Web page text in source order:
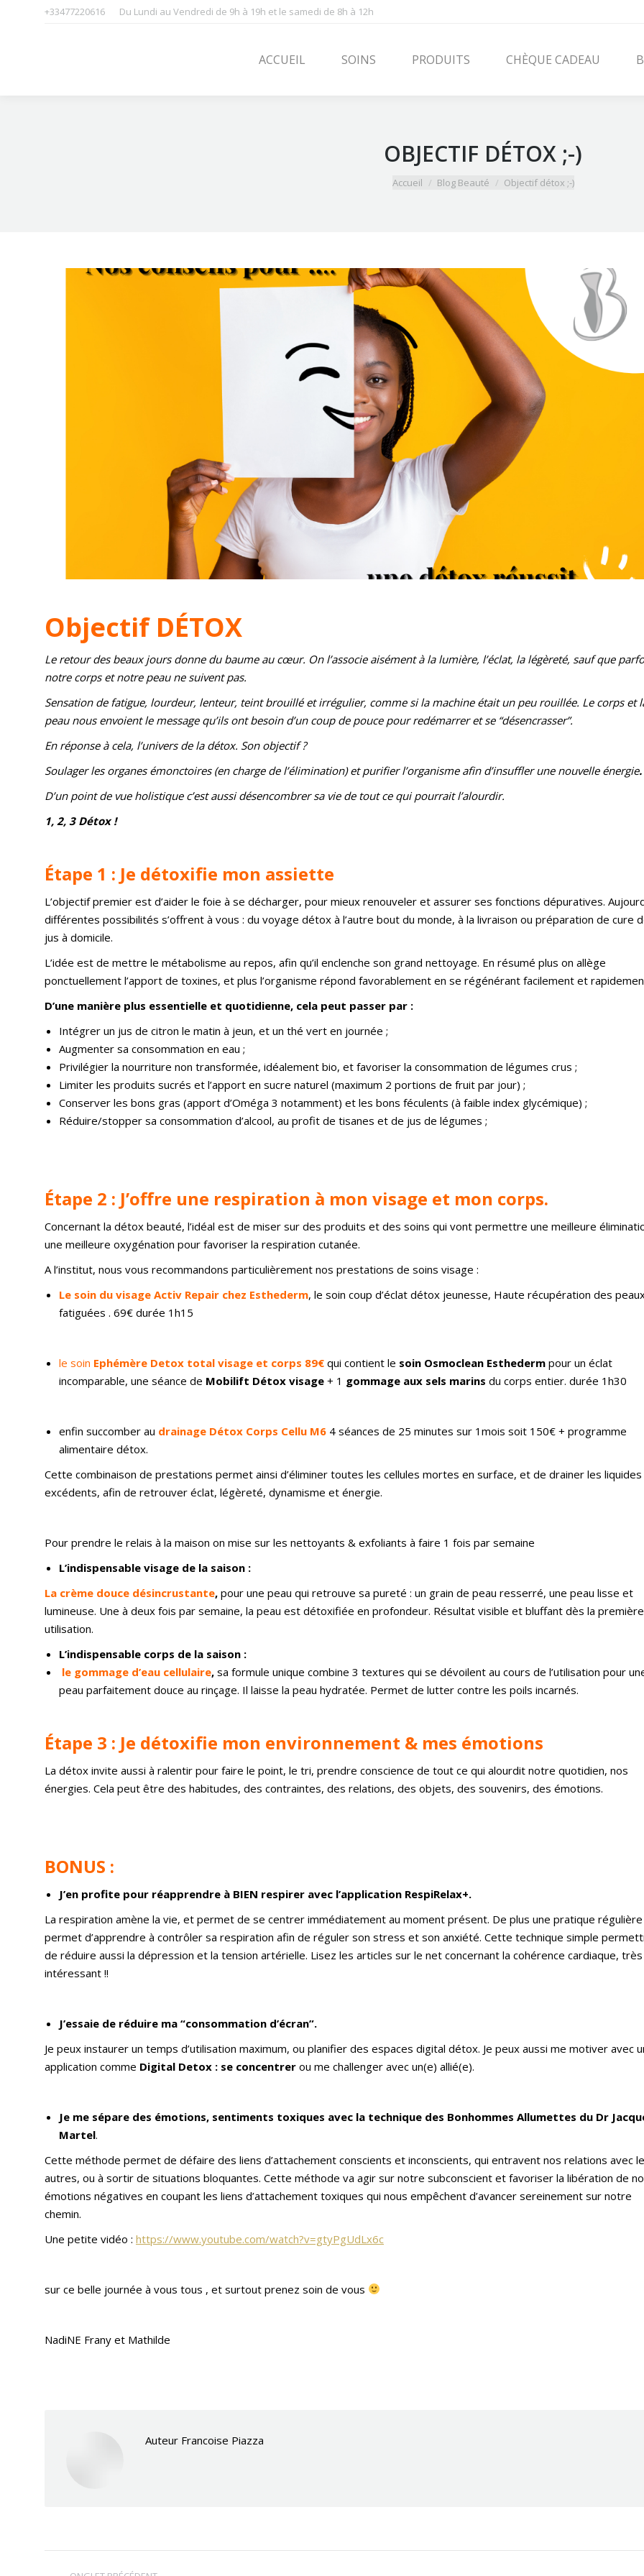
+33477220616 Du Lundi au Vendredi de 9h à 19h et le samedi de 8h à 12h
ACCUEIL SOINS PRODUITS CHÈQUE CADEAU
OBJECTIF DÉTOX ;-)
Vous êtes ici :
Accueil Blog Beauté Objectif détox ;-)
Objectif DÉTOX
Le retour des beaux jours donne du baume au cœur. On l’associe aisément à la lumière, l’éclat, la légèreté, sauf que
notre corps et notre peau ne suivent pas.
Sensation de fatigue, lourdeur, lenteur, teint brouillé et irrégulier, comme si la machine était un peu rouillée. Le corps et
peau nous envoient le message qu’ils ont besoin d’un coup de pouce pour redémarrer et se “désencrasser”.
En réponse à cela, l’univers de la détox. Son objectif ?
Soulager les organes émonctoires (en charge de l’élimination) et purifier l’organisme afin d’insuffler une nouvelle énergie.
D’un point de vue holistique c’est aussi désencombrer sa vie de tout ce qui pourrait l’alourdir.
1, 2, 3 Détox !
Étape 1 : Je détoxifie mon assiette
L’objectif premier est d’aider le foie à se décharger, pour mieux renouveler et assurer ses fonctions dépuratives.
différentes possibilités s’offrent à vous : du voyage détox à l’autre bout du monde, à la livraison ou préparation de cure
jus à domicile.
L’idée est de mettre le métabolisme au repos, afin qu’il enclenche son grand nettoyage. En résumé plus on allège
ponctuellement l’apport de toxines, et plus l’organisme répond favorablement en se régénérant facilement et
D’une manière plus essentielle et quotidienne, cela peut passer par :
Intégrer un jus de citron le matin à jeun, et un thé vert en journée ;
Augmenter sa consommation en eau ;
Privilégier la nourriture non transformée, idéalement bio, et favoriser la consommation de légumes crus ;
Limiter les produits sucrés et l’apport en sucre naturel (maximum 2 portions de fruit par jour) ;
Conserver les bons gras (apport d’Oméga 3 notamment) et les bons féculents (à faible index glycémique) ;
Réduire/stopper sa consommation d’alcool, au profit de tisanes et de jus de légumes ;
Étape 2 : J’offre une respiration à mon visage et mon corps.
Concernant la détox beauté, l’idéal est de miser sur des produits et des soins qui vont permettre une meilleure
une meilleure oxygénation pour favoriser la respiration cutanée.
A l’institut, nous vous recommandons particulièrement nos prestations de soins visage :
Le soin du visage Activ Repair chez Esthederm, le soin coup d’éclat détox jeunesse, Haute récupération des
fatiguées . 69€ durée 1h15
le soin Ephémère Detox total visage et corps 89€ qui contient le soin Osmoclean Esthederm pour un éclat
incomparable, une séance de Mobilift Détox visage + 1 gommage aux sels marins du corps entier. durée 1h30
enfin succomber au drainage Détox Corps Cellu M6 4 séances de 25 minutes sur 1mois soit 150€ + programme
alimentaire détox.
Cette combinaison de prestations permet ainsi d’éliminer toutes les cellules mortes en surface, et de drainer les liquides
excédents, afin de retrouver éclat, légèreté, dynamisme et énergie.
Pour prendre le relais à la maison on mise sur les nettoyants & exfoliants à faire 1 fois par semaine
L’indispensable visage de la saison :
La crème douce désincrustante, pour une peau qui retrouve sa pureté : un grain de peau resserré, une peau lisse et
lumineuse. Une à deux fois par semaine, la peau est détoxifiée en profondeur. Résultat visible et bluffant dès la première
utilisation.
L’indispensable corps de la saison :
le gommage d’eau cellulaire, sa formule unique combine 3 textures qui se dévoilent au cours de l’utilisation pour
peau parfaitement douce au rinçage. Il laisse la peau hydratée. Permet de lutter contre les poils incarnés.
Étape 3 : Je détoxifie mon environnement & mes émotions
La détox invite aussi à ralentir pour faire le point, le tri, prendre conscience de tout ce qui alourdit notre quotidien, nos
énergies. Cela peut être des habitudes, des contraintes, des relations, des objets, des souvenirs, des émotions.
BONUS :
J’en profite pour réapprendre à BIEN respirer avec l’application RespiRelax+.
La respiration amène la vie, et permet de se centrer immédiatement au moment présent. De plus une pratique régulière
permet d’apprendre à contrôler sa respiration afin de réguler son stress et son anxiété. Cette technique simple
de réduire aussi la dépression et la tension artérielle. Lisez les articles sur le net concernant la cohérence cardiaque,
intéressant !!
J’essaie de réduire ma “consommation d’écran”.
Je peux instaurer un temps d’utilisation maximum, ou planifier des espaces digital détox. Je peux aussi me motiver avec
application comme Digital Detox : se concentrer ou me challenger avec un(e) allié(e).
Je me sépare des émotions, sentiments toxiques avec la technique des Bonhommes Allumettes du Dr
Martel.
Cette méthode permet de défaire des liens d’attachement conscients et inconscients, qui entravent nos relations avec
autres, ou à sortir de situations bloquantes. Cette méthode va agir sur notre subconscient et favoriser la libération de
émotions négatives en coupant les liens d’attachement toxiques qui nous empêchent d’avancer sereinement sur notre
chemin.
Une petite vidéo : https://www.youtube.com/watch?v=gtyPgUdLx6c
sur ce belle journée à vous tous , et surtout prenez soin de vous
NadiNE Frany et Mathilde
Auteur Francoise Piazza
Navigation